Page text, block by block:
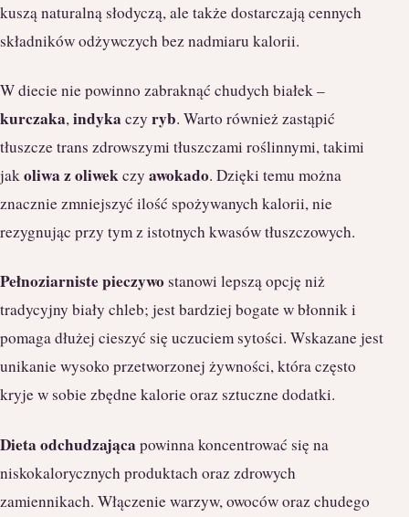
kuszą naturalną słodyczą, ale także dostarczają cennych
składników odżywczych bez nadmiaru kalorii.
W diecie nie powinno zabraknąć chudych białek –
kurczaka,indyka czy ryb. Warto również zastąpić
tłuszcze trans zdrowszymi tłuszczami roślinnymi, takimi
jakoliwa z oliwekczy awokado. Dzięki temu można
znacznie zmniejszyć ilość spożywanych kalorii, nie
rezygnując przy tym z istotnych kwasów tłuszczowych.
Pełnoziarniste pieczywo stanowi lepszą opcję niż
tradycyjny biały chleb; jest bardziej bogate w błonnik i
pomaga dłużej cieszyć się uczuciem sytości. Wskazane jest
unikanie wysoko przetworzonej żywności, która często
kryje w sobie zbędne kalorie oraz sztuczne dodatki.
Dieta odchudzająca powinna koncentrować się na
niskokalorycznych produktach oraz zdrowych
zamiennikach. Włączenie warzyw, owoców oraz chudego